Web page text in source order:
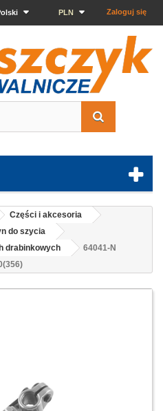
Zaloguj się
PLN
Części i akcesoria
do szycia
drabinkowych
64041-N